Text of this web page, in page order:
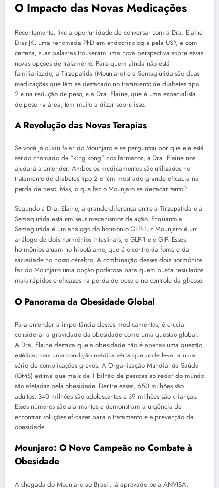
O Impacto das Novas Medicações
Recentemente, tive a oportunidade de conversar com a Dra. Elaine
Dias JK, uma renomada PhD em endocrinologia pela USP, e com
certeza, suas palavras trouxeram uma nova perspectiva sobre essas
novas opções de tratamento. Para quem ainda não está
familiarizado, a Tirzepatida (Mounjaro) e a Semaglutida são duas
medicações que têm se destacado no tratamento de diabetes tipo
2 e na redução de peso, e a Dra. Elaine, que é uma especialista
de peso na área, tem muito a dizer sobre isso.
A Revolução das Novas Terapias
Se você já ouviu falar do Mounjaro e se perguntou por que ele está
sendo chamado de “king kong” dos fármacos, a Dra. Elaine nos
ajudará a entender. Ambos os medicamentos são utilizados no
tratamento de diabetes tipo 2 e têm mostrado grande eficácia na
perda de peso. Mas, o que faz o Mounjaro se destacar tanto?
Segundo a Dra. Elaine, a grande diferença entre a Tirzepatida e a
Semaglutida está em seus mecanismos de ação. Enquanto a
Semaglutida é um análogo do hormônio GLP-1, o Mounjaro é um
análogo de dois hormônios intestinais, o GLP-1 e o GIP. Esses
hormônios atuam no hipotálamo, que é o centro da fome e da
saciedade no nosso cérebro. A combinação desses dois hormônios
faz do Mounjaro uma opção poderosa para quem busca resultados
mais rápidos e eficazes na perda de peso e no controle da glicose.
O Panorama da Obesidade Global
Para entender a importância desses medicamentos, é crucial
considerar a gravidade da obesidade como uma questão global.
A Dra. Elaine destaca que a obesidade não é apenas uma questão
estética, mas uma condição médica séria que pode levar a uma
série de complicações graves. A Organização Mundial da Saúde
(OMS) estima que mais de 1 bilhão de pessoas ao redor do mundo
são afetadas pela obesidade. Dentre essas, 650 milhões são
adultos, 340 milhões são adolescentes e 39 milhões são crianças.
Esses números são alarmantes e demonstram a urgência de
encontrar soluções eficazes para o tratamento e a prevenção da
obesidade.
Mounjaro: O Novo Campeão no Combate à
Obesidade
A chegada do Mounjaro ao Brasil, já aprovado pela ANVISA,